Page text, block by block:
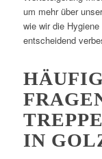
um mehr über
wie wir die
entscheidend
IN